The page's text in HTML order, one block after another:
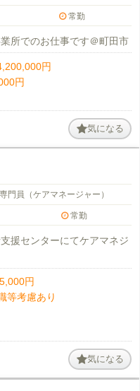
常勤
所でのお仕事です＠町田市
円
円
気になる
門員（ケアマネージャー）
常勤
援センターにてケアマネジ
円
等考慮あり
気になる